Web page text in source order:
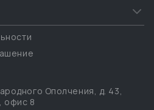
Ополчения, д. 43,
офис 8